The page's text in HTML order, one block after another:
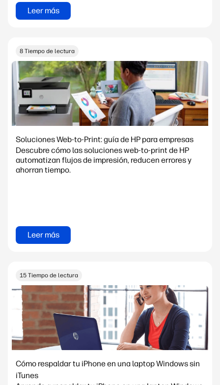
Leer más
8 Tiempo de lectura
Soluciones Web-to-Print: guía de HP para empresas
Descubre cómo las soluciones web-to-print de HP
automatizan flujos de impresión, reducen errores y
ahorran tiempo.
Leer más
15 Tiempo de lectura
Cómo respaldar tu iPhone en una laptop Windows sin
iTunes